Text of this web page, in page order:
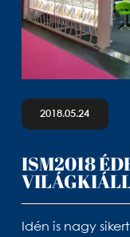
2018.05.24
ISM2018
Idén is nagy